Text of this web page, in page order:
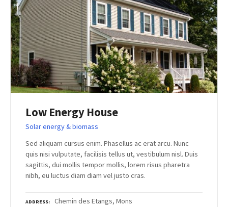
Low Energy House
Solar energy & biomass
Sed aliquam cursus enim. Phasellus ac erat arcu. Nunc
quis nisi vulputate, facilisis tellus ut, vestibulum nisl. Duis
sagittis, dui mollis tempor mollis, lorem risus pharetra
nibh, eu luctus diam diam vel justo cras.
ADDRESS Chemin des Etangs, Mons